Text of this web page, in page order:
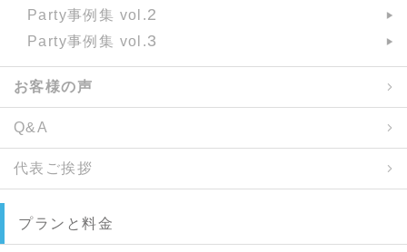
Party事例集 vol.2
Party事例集 vol.3
お客様の声
Q&A
代表ご挨拶
プランと料金